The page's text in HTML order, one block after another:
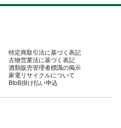
特定商取引法に基づく表記
古物営業法に基づく表記
酒類販売管理者標識の掲示
家電リサイクルについて
BtoB掛け払い申込